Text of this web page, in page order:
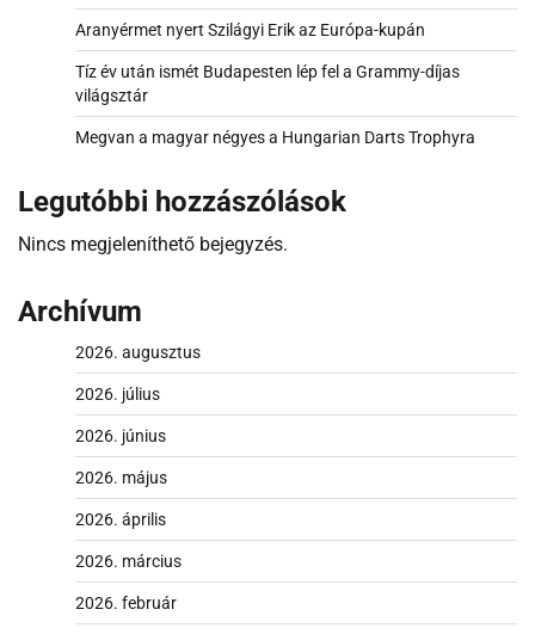
Aranyérmet nyert Szilágyi Erik az Európa-kupán
Tíz év után ismét Budapesten lép fel a Grammy-díjas
világsztár
Megvan a magyar négyes a Hungarian Darts Trophyra
Legutóbbi hozzászólások
Nincs megjeleníthető bejegyzés.
Archívum
2026. augusztus
2026. július
2026. június
2026. május
2026. április
2026. március
2026. február